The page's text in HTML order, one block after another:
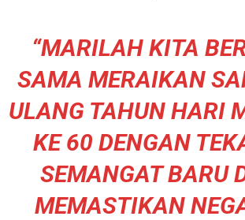
“MARILAH KITA
SAMA MERAIKAN
ULANG TAHUN HARI
KE 60 DENGAN
SEMANGAT BARU
MEMASTIKAN